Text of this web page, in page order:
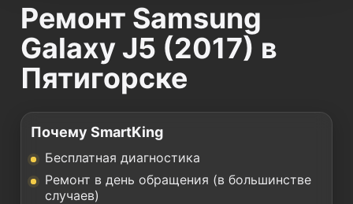
Ремонт Samsung
Galaxy J5 (2017) в
Пятигорске
Почему SmartKing
Бесплатная диагностика
Ремонт в день обращения (в большинстве
случаев)